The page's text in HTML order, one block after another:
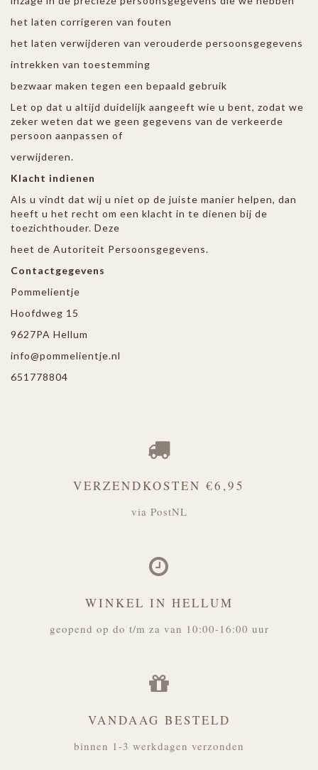
het laten corrigeren van fouten
het laten verwijderen van verouderde persoonsgegevens
intrekken van toestemming
bezwaar maken tegen een bepaald gebruik
Let op dat u altijd duidelijk aangeeft wie u bent, zodat we
zeker weten dat we geen gegevens van de verkeerde
persoon aanpassen of
verwijderen.
Klacht indienen
Als u vindt dat wij u niet op de juiste manier helpen, dan
heeft u het recht om een klacht in te dienen bij de
toezichthouder. Deze
heet de Autoriteit Persoonsgegevens.
Contactgegevens
Pommelientje
Hoofdweg 15
9627PA Hellum
info@pommelientje.nl
651778804
VERZENDKOSTEN €6,95
via PostNL
WINKEL IN HELLUM
geopend op do t/m za van 10:00-16:00 uur
VANDAAG BESTELD
binnen 1-3 werkdagen verzonden